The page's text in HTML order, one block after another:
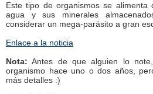
Este tipo de organismos se alimenta
agua y sus minerales
considerar un mega-parásito a gran
Enlace a la noticia
Nota: Antes de que alguien lo
organismo hace uno o dos años,
más detalles :)